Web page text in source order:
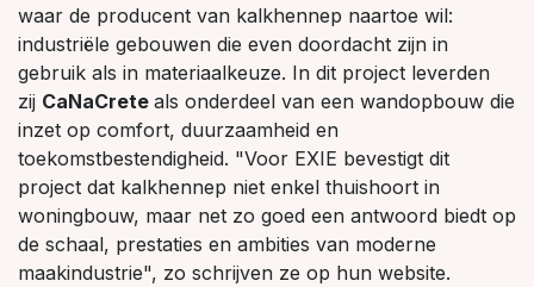
waar de producent van kalkhennep naartoe wil:
industriële gebouwen die even doordacht zijn in
gebruik als in materiaalkeuze. In dit project leverden
zij CaNaCrete als onderdeel van een wandopbouw die
inzet op comfort, duurzaamheid en
toekomstbestendigheid. "Voor EXIE bevestigt dit
project dat kalkhennep niet enkel thuishoort in
woningbouw, maar net zo goed een antwoord biedt op
de schaal, prestaties en ambities van moderne
maakindustrie", zo schrijven ze op hun website.